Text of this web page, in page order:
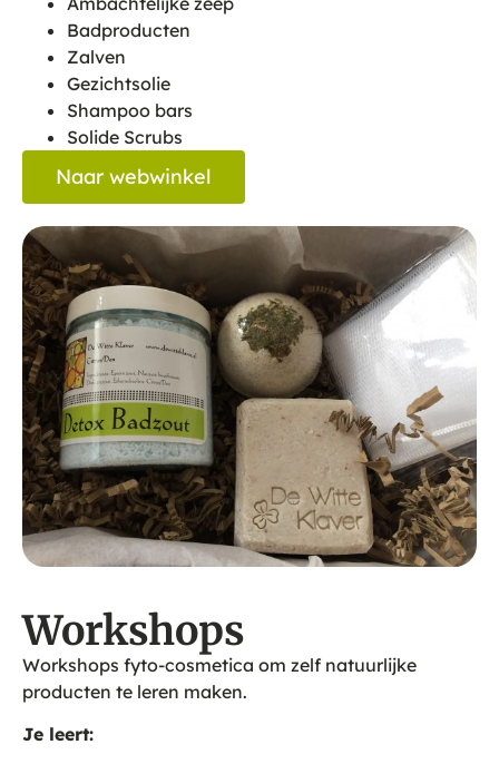
Badproducten
Zalven
Gezichtsolie
Shampoo bars
Solide Scrubs
Naar webwinkel
Workshops
Workshops fyto-cosmetica om zelf natuurlijke
producten te leren maken.
Je leert: